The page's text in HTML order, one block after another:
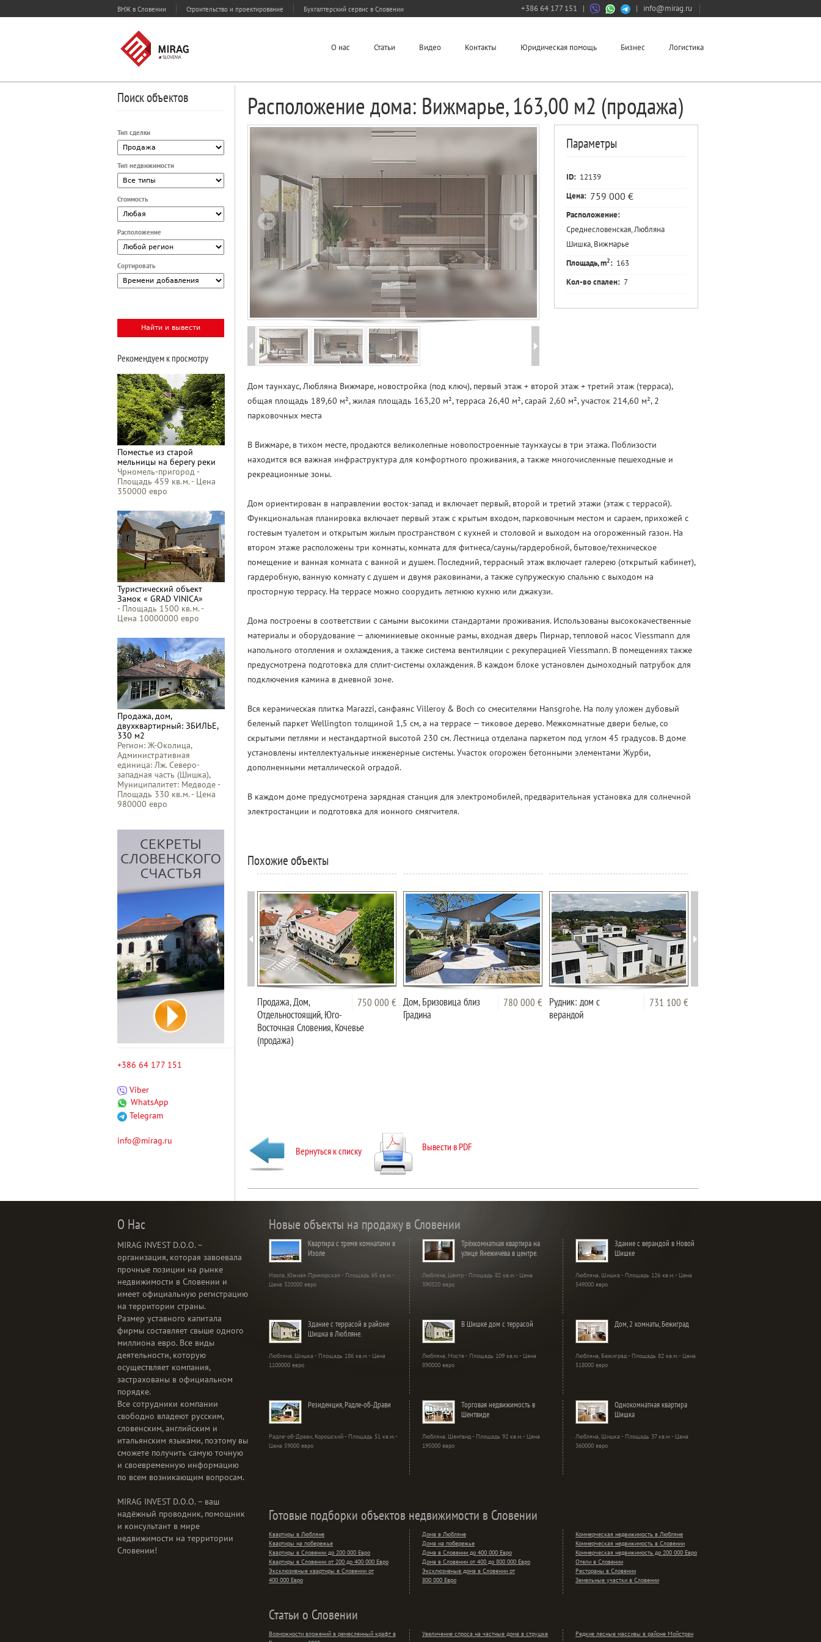
ВНЖ в Словении Строительство и проектирование Бухгалтерский сервис в Словении +386 64 177 151 | | info@mirag.ru
О нас Статьи Видео Контакты Юридическая помощь Бизнес Логистика
Расположение дома: Вижмарье, 163,00 м2 (продажа)
Параметры
ID: 12139
Цена: 759 000 €
Расположение:
Среднесловенская, Любляна
Шишка, Вижмарье
Площадь, m2: 163
Кол-во спален: 7
Дом таунхаус, Любляна Вижмаре, новостройка (под ключ), первый этаж + второй этаж + третий этаж (терраса),
общая площадь 189,60 м², жилая площадь 163,20 м², терраса 26,40 м², сарай 2,60 м², участок 214,60 м², 2
парковочных места
В Вижмаре, в тихом месте, продаются великолепные новопостроенные таунхаусы в три этажа. Поблизости
находится вся важная инфраструктура для комфортного проживания, а также многочисленные пешеходные и
рекреационные зоны.
Дом ориентирован в направлении восток-запад и включает первый, второй и третий этажи (этаж с террасой).
Функциональная планировка включает первый этаж с крытым входом, парковочным местом и сараем, прихожей с
гостевым туалетом и открытым жилым пространством с кухней и столовой и выходом на огороженный газон. На
втором этаже расположены три комнаты, комната для фитнеса/сауны/гардеробной, бытовое/техническое
помещение и ванная комната с ванной и душем. Последний, террасный этаж включает галерею (открытый кабинет),
гардеробную, ванную комнату с душем и двумя раковинами, а также супружескую спальню с выходом на
просторную террасу. На террасе можно соорудить летнюю кухню или джакузи.
Дома построены в соответствии с самыми высокими стандартами проживания. Использованы высококачественные
материалы и оборудование — алюминиевые оконные рамы, входная дверь Пирнар, тепловой насос Viessmann для
напольного отопления и охлаждения, а также система вентиляции с рекуперацией Viessmann. В помещениях также
предусмотрена подготовка для сплит-системы охлаждения. В каждом блоке установлен дымоходный патрубок для
подключения камина в дневной зоне.
Вся керамическая плитка Marazzi, санфаянс Villeroy & Boch со смесителями Hansgrohe. На полу уложен дубовый
беленый паркет Wellington толщиной 1,5 см, а на террасе — тиковое дерево. Межкомнатные двери белые, со
скрытыми петлями и нестандартной высотой 230 см. Лестница отделана паркетом под углом 45 градусов. В доме
установлены интеллектуальные инженерные системы. Участок огорожен бетонными элементами Журби,
дополненными металлической оградой.
В каждом доме предусмотрена зарядная станция для электромобилей, предварительная установка для солнечной
электростанции и подготовка для ионного смягчителя.
Похожие объекты
750 000 €
Продажа, Дом,
Отдельностоящий, Юго-
Восточная Словения, Кочевье
(продажа)
780 000 €
Дом, Бризовица близ
Градина
731 100 €
Рудник: дом с
верандой
Вернуться к списку Вывести в PDF
Поиск объектов
Тип сделки
Тип недвижимости
Стоимость
Расположение
Сортировать
Рекомендуем к просмотру
Поместье из старой
мельницы на берегу реки
Чрномель-пригород -
Площадь 459 кв.м. - Цена
350000 евро
Туристический объект
Замок « GRAD VINICA»
- Площадь 1500 кв.м. -
Цена 10000000 евро
Продажа, дом,
двухквартирный: ЗБИЛЬЕ,
330 м2
Регион: Ж-Околица,
Административная
единица: Лж. Северо-
западная часть (Шишка),
Муниципалитет: Медводе -
Площадь 330 кв.м. - Цена
980000 евро
+386 64 177 151
Viber
WhatsApp
Telegram
info@mirag.ru
О Нас
MIRAG INVEST D.O.O. –
организация, которая завоевала
прочные позиции на рынке
недвижимости в Словении и
имеет официальную регистрацию
на территории страны.
Размер уставного капитала
фирмы составляет свыше одного
миллиона евро. Все виды
деятельности, которую
осуществляет компания,
застрахованы в официальном
порядке.
Все сотрудники компании
свободно владеют русским,
словенским, английским и
итальянским языками, поэтому вы
сможете получить самую точную
и своевременную информацию
по всем возникающим вопросам.
MIRAG INVEST D.O.O. – ваш
надёжный проводник, помощник
и консультант в мире
недвижимости на территории
Словении!
Новые объекты на продажу в Словении
Квартира с тремя комнатами в
Изоле
Изола, Южная Приморская - Площадь 65 кв.м. -
Цена 320000 евро
Трёхкомнатная квартира на
улице Янежичева в центре.
Любляна, Центр - Площадь 82 кв.м. - Цена
390320 евро
Здание с верандой в Новой
Шишке
Любляна, Шишка - Площадь 126 кв.м. - Цена
549000 евро
Здание с террасой в районе
Шишка в Любляне.
Любляна, Шишка - Площадь 186 кв.м. - Цена
1100000 евро
В Шишке дом с террасой
Любляна, Мосте - Площадь 109 кв.м. - Цена
890000 евро
Дом, 2 комнаты, Бежиград
Любляна, Бежиград - Площадь 82 кв.м. - Цена
518000 евро
Резиденция, Радле-об-Драви
Радле-об-Драви, Корошский - Площадь 51 кв.м. -
Цена 59000 евро
Торговая недвижимость в
Шентвиде
Любляна, Шентвид - Площадь 92 кв.м. - Цена
195000 евро
Однокомнатная квартира
Шишка
Любляна, Шишка - Площадь 37 кв.м. - Цена
360000 евро
Готовые подборки объектов недвижимости в Словении
Квартиры в Любляне
Квартиры на побережье
Квартиры в Словении до 200 000 Евро
Квартиры в Словении от 200 до 400 000 Евро
Эксклюзивные квартиры в Словении от
400 000 Евро
Дома в Любляне
Дома на побережье
Дома в Словении до 400 000 Евро
Дома в Словении от 400 до 800 000 Евро
Эксклюзивные дома в Словении от
800 000 Евро
Коммерческая недвижимость в Любляне
Коммерческая недвижимость в Словении
Коммерческая недвижимость до 200 000 Евро
Отели в Словении
Рестораны в Словении
Земельные участки в Словении
Статьи о Словении
Возможности вложений в ремесленный крафт в
Увеличение спроса на частные дома в струшке
Редкие лесные массивы в районе Мойстран